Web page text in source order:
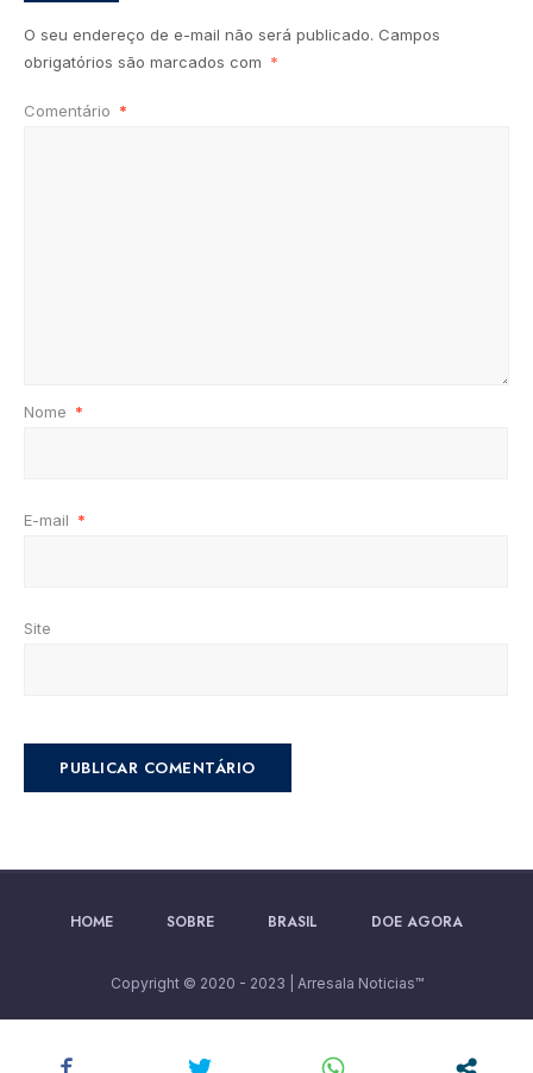
O seu endereço de e-mail não será publicado. Campos
obrigatórios são marcados com *
Comentário *
Nome *
E-mail *
Site
HOME SOBRE BRASIL DOE AGORA
Copyright © 2020 - 2023 | Arresala Noticias™